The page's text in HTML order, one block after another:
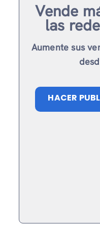
Vende
las
Aumente sus
HACER